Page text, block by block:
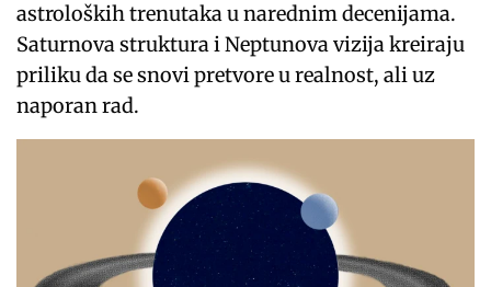
astroloških trenutaka u narednim decenijama.
Saturnova struktura i Neptunova vizija kreiraju
priliku da se snovi pretvore u realnost, ali uz
naporan rad.